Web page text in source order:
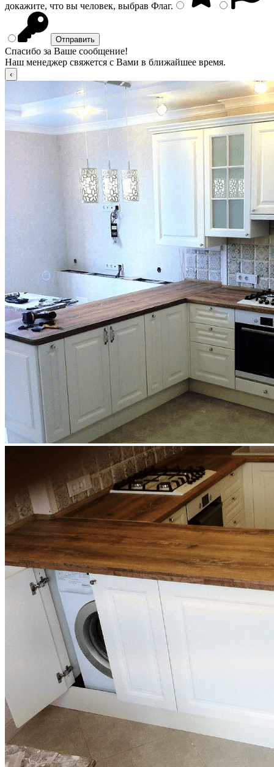
докажите, что вы человек, выбрав Флаг.
Спасибо за Ваше сообщение!
Наш менеджер свяжется с Вами в ближайшее время.